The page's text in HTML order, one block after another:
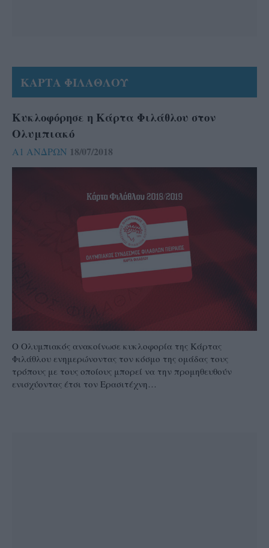
ΚΑΡΤΑ ΦΙΛΑΘΛΟΥ
Κυκλοφόρησε η Κάρτα Φιλάθλου στον
Ολυμπιακό
Α1 ΑΝΔΡΩΝ 18/07/2018
Ο Ολυμπιακός ανακοίνωσε κυκλοφορία της Κάρτας
Φιλάθλου ενημερώνοντας τον κόσμο της ομάδας τους
τρόπους με τους οποίους μπορεί να την προμηθευθούν
ενισχύοντας έτσι τον Ερασιτέχνη…